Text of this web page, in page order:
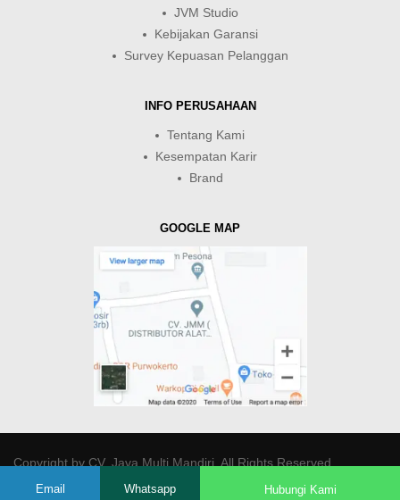
JVM Studio
Kebijakan Garansi
Survey Kepuasan Pelanggan
INFO PERUSAHAAN
Tentang Kami
Kesempatan Karir
Brand
GOOGLE MAP
Copyright byCV. Java Multi Mandiri. All Rights Reserved.
Email Whatsapp Hubungi Kami